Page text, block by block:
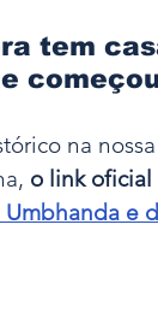
Personagens e
tem
na
o link oficial
Umbhanda e